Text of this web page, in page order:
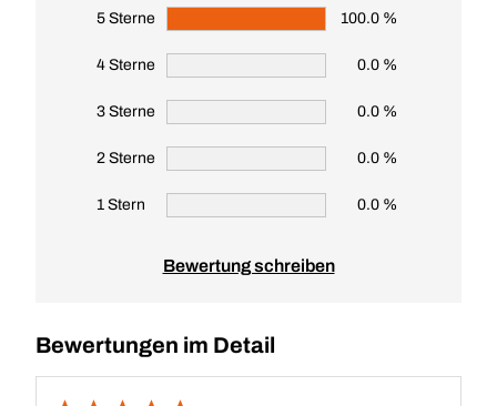
5 Sterne 100.0 %
4 Sterne 0.0 %
3 Sterne 0.0 %
2 Sterne 0.0 %
1 Stern 0.0 %
Bewertung schreiben
Bewertungen im Detail